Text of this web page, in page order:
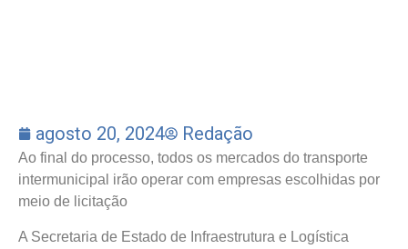
agosto 20, 2024 Redação
Ao final do processo, todos os mercados do transporte
intermunicipal irão operar com empresas escolhidas por
meio de licitação
A Secretaria de Estado de Infraestrutura e Logística